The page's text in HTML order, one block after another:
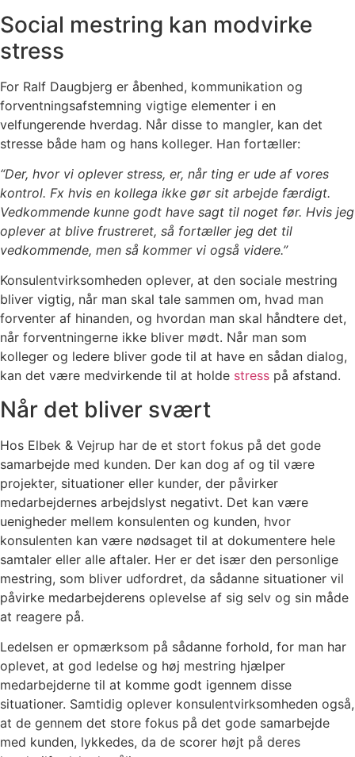
Social mestring kan modvirke
stress
For Ralf Daugbjerg er åbenhed, kommunikation og
forventningsafstemning vigtige elementer i en
velfungerende hverdag. Når disse to mangler, kan det
stresse både ham og hans kolleger. Han fortæller:
“Der, hvor vi oplever stress, er, når ting er ude af vores
kontrol. Fx hvis en kollega ikke gør sit arbejde færdigt.
Vedkommende kunne godt have sagt til noget før. Hvis jeg
oplever at blive frustreret, så fortæller jeg det til
vedkommende, men så kommer vi også videre.”
Konsulentvirksomheden oplever, at den sociale mestring
bliver vigtig, når man skal tale sammen om, hvad man
forventer af hinanden, og hvordan man skal håndtere det,
når forventningerne ikke bliver mødt. Når man som
kolleger og ledere bliver gode til at have en sådan dialog,
kan det være medvirkende til at holde stress på afstand.
Når det bliver svært
Hos Elbek & Vejrup har de et stort fokus på det gode
samarbejde med kunden. Der kan dog af og til være
projekter, situationer eller kunder, der påvirker
medarbejdernes arbejdslyst negativt. Det kan være
uenigheder mellem konsulenten og kunden, hvor
konsulenten kan være nødsaget til at dokumentere hele
samtaler eller alle aftaler. Her er det især den personlige
mestring, som bliver udfordret, da sådanne situationer vil
påvirke medarbejderens oplevelse af sig selv og sin måde
at reagere på.
Ledelsen er opmærksom på sådanne forhold, for man har
oplevet, at god ledelse og høj mestring hjælper
medarbejderne til at komme godt igennem disse
situationer. Samtidig oplever konsulentvirksomheden også,
at de gennem det store fokus på det gode samarbejde
med kunden, lykkedes, da de scorer højt på deres